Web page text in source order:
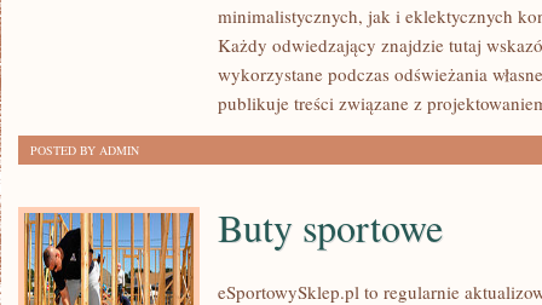
minimalistycznych, jak i eklektycznych
Każdy odwiedzający znajdzie tutaj
wykorzystane podczas odświeżania
publikuje treści związane z
POSTED BY ADMIN
Buty sportowe
eSportowySklep.pl to regularnie